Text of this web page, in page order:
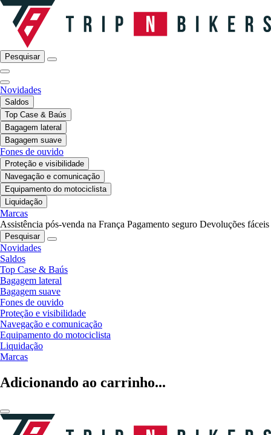
Pesquisar
Novidades
Saldos
Top Case & Baús
Bagagem lateral
Bagagem suave
Fones de ouvido
Proteção e visibilidade
Navegação e comunicação
Equipamento do motociclista
Liquidação
Marcas
Assistência pós-venda na França Pagamento seguro Devoluções fáceis
Pesquisar
Novidades
Saldos
Top Case & Baús
Bagagem lateral
Bagagem suave
Fones de ouvido
Proteção e visibilidade
Navegação e comunicação
Equipamento do motociclista
Liquidação
Marcas
Adicionando ao carrinho...